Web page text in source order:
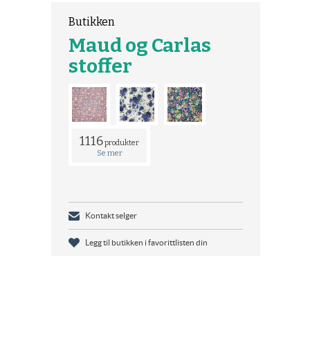
Butikken
Maud og Carlas
stoffer
1116produkter
Se mer
Kontakt selger
Legg til butikken i favorittlisten din